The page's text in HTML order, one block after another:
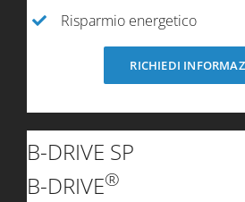
Risparmio energetico
RICHIEDI
B-DRIVE SP
B-DRIVE®